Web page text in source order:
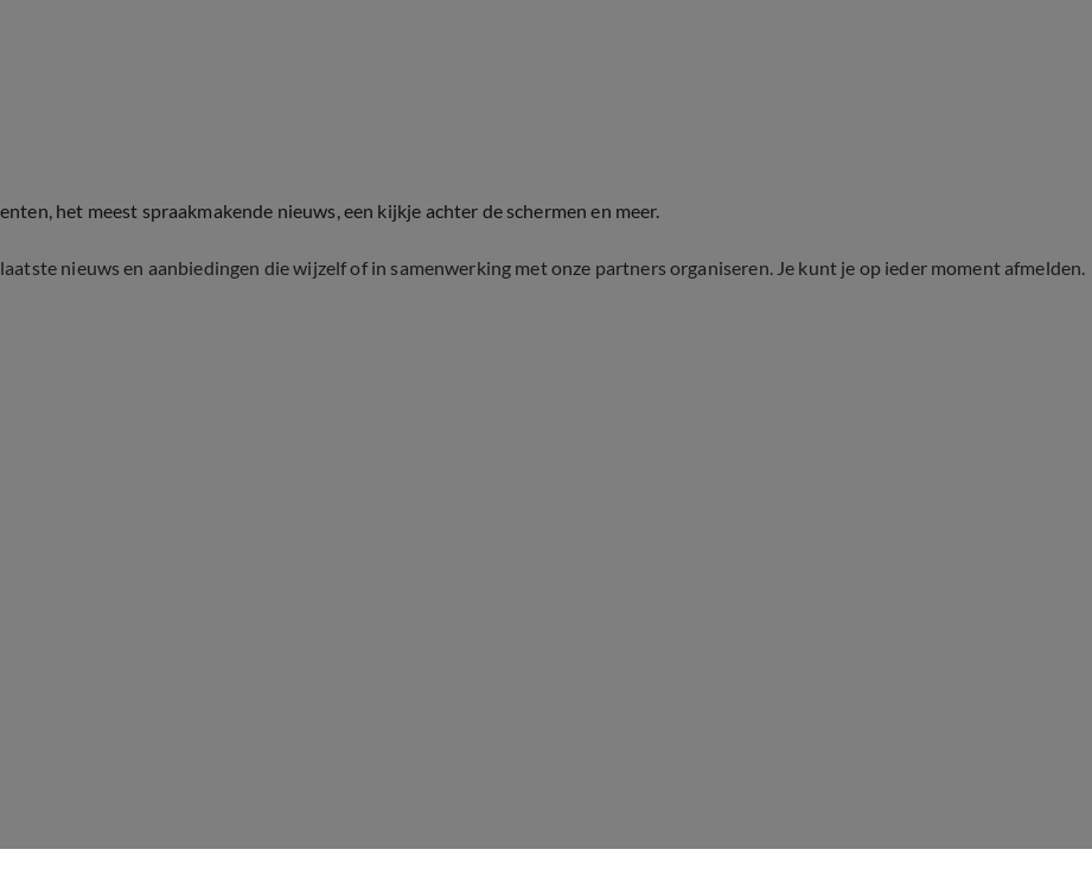
het meest spraakmakende nieuws, een kijkje achter de schermen en meer.
nieuws en aanbiedingen die wijzelf of in samenwerking met onze partners organiseren. Je kunt je op ieder moment afmelden.